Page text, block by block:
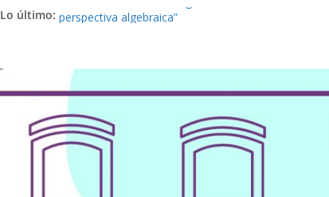
Lo último: Curso de doctorado. “Lógicas no clásicas desde una
perspectiva algebraica”
Curso de posgrado. Inglés. “Nivel 1”
Curso de doctorado “Mirar, juzgar, sentir”